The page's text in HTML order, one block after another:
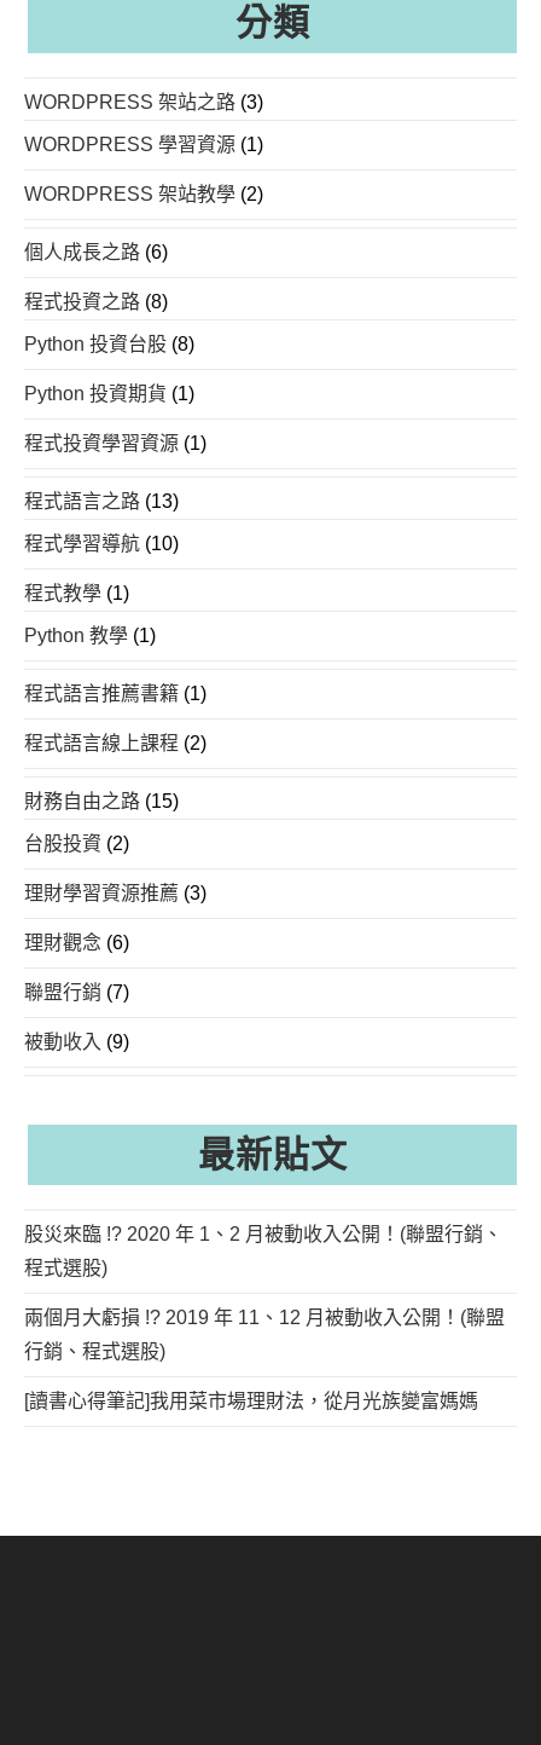
分類
WORDPRESS 架站之路 (3)
WORDPRESS 學習資源 (1)
WORDPRESS 架站教學 (2)
個人成長之路 (6)
程式投資之路 (8)
Python 投資台股 (8)
Python 投資期貨 (1)
程式投資學習資源 (1)
程式語言之路 (13)
程式學習導航 (10)
程式教學 (1)
Python 教學 (1)
程式語言推薦書籍 (1)
程式語言線上課程 (2)
財務自由之路 (15)
台股投資 (2)
理財學習資源推薦 (3)
理財觀念 (6)
聯盟行銷 (7)
被動收入 (9)
最新貼文
股災來臨 !? 2020 年 1、2 月被動收入公開！(聯盟行銷、
程式選股)
兩個月大虧損 !? 2019 年 11、12 月被動收入公開！(聯盟
行銷、程式選股)
[讀書心得筆記]我用菜市場理財法，從月光族變富媽媽